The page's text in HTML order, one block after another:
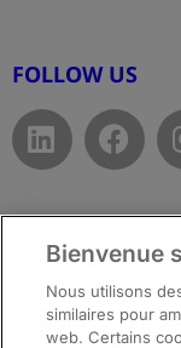
FOLLOW US
Bienvenue
Nous utilisons
similaires pour
web. Certains